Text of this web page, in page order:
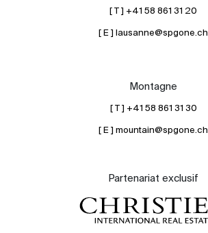
[ T ] +41 58 861 31 20
[ E ] lausanne@spgone.ch
Montagne
[ T ] +41 58 861 31 30
[ E ] mountain@spgone.ch
Partenariat exclusif